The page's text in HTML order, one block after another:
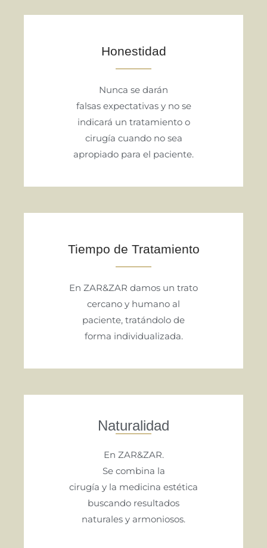
Honestidad
Nunca se darán
falsas expectativas y no se
indicará un tratamiento o
cirugía cuando no sea
apropiado para el paciente.
Tiempo de Tratamiento
En ZAR&ZAR damos un trato
cercano y humano al
paciente, tratándolo de
forma individualizada.
Naturalidad
En ZAR&ZAR.
Se combina la
cirugía y la medicina estética
buscando resultados
naturales y armoniosos.